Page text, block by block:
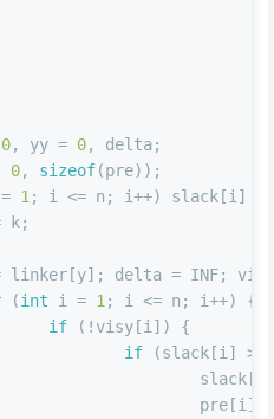
0, yy = 0, delta;
0, sizeof(pre));
1 ; i <= n; i++) slack[i] =
k;
= linker[y]; delta = INF;
(int i = 1 ; i <= n; i++) {
if (!visy[i]) {
if (slack[i] >